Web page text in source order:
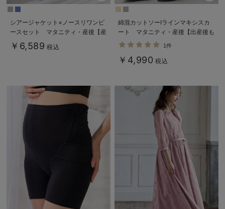
シアージャケット×ノースリワンピ
ースセット マタニティ・産後【産
後も長く着れる】
Rosemadame（ローズマダム）
￥6,589 税込
綿混カットソーIラインマキシスカ
ート マタニティ・産後【出産後も
長く着られる】
1件
￥4,990 税込